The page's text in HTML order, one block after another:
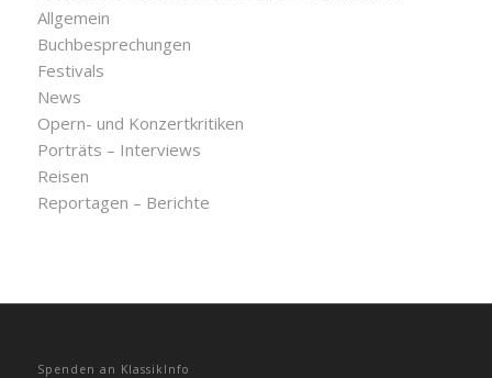
Allgemein
Buchbesprechungen
Festivals
News
Opern- und Konzertkritiken
Porträts – Interviews
Reisen
Reportagen – Berichte
Spenden an KlassikInfo